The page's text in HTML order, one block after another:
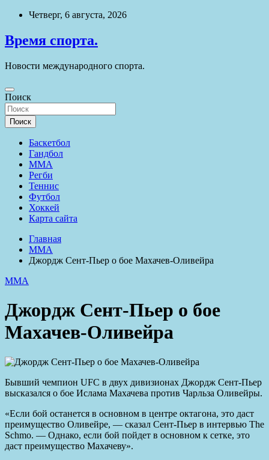
Перейти
содержимому
Четверг, 6 августа, 2026
Время спорта.
Новости международного спорта.
Поиск
Поиск
Баскетбол
Гандбол
ММА
Регби
Теннис
Футбол
Хоккей
Карта сайта
Главная
ММА
Джордж Сент-Пьер о бое Махачев-Оливейра
ММА
Джордж Сент-Пьер о бое
Махачев-Оливейра
Бывший чемпион UFC в двух дивизионах Джордж Сент-Пьер
высказался о бое Ислама Махачева против Чарльза Оливейры.
«Если бой останется в основном в центре октагона, это даст
преимущество Оливейре, — сказал Сент-Пьер в интервью The
Schmo. — Однако, если бой пойдет в основном к сетке, это
даст преимущество Махачеву».